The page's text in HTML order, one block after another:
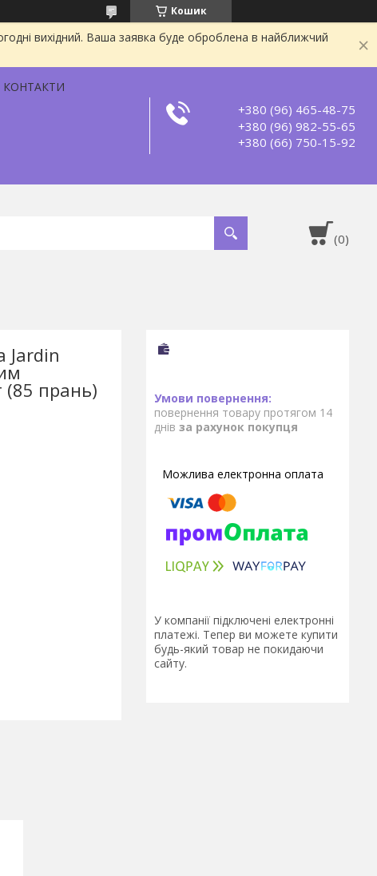
Кошик
вихідний. Ваша заявка буде оброблена в найближчий
КОНТАКТИ
+380 (96) 465-48-75
+380 (96) 982-55-65
+380 (66) 750-15-92
Jardin
(85 прань)
повернення товару протягом 14
днів за рахунок покупця
У компанії підключені електронні
платежі. Тепер ви можете купити
будь-який товар не покидаючи
сайту.